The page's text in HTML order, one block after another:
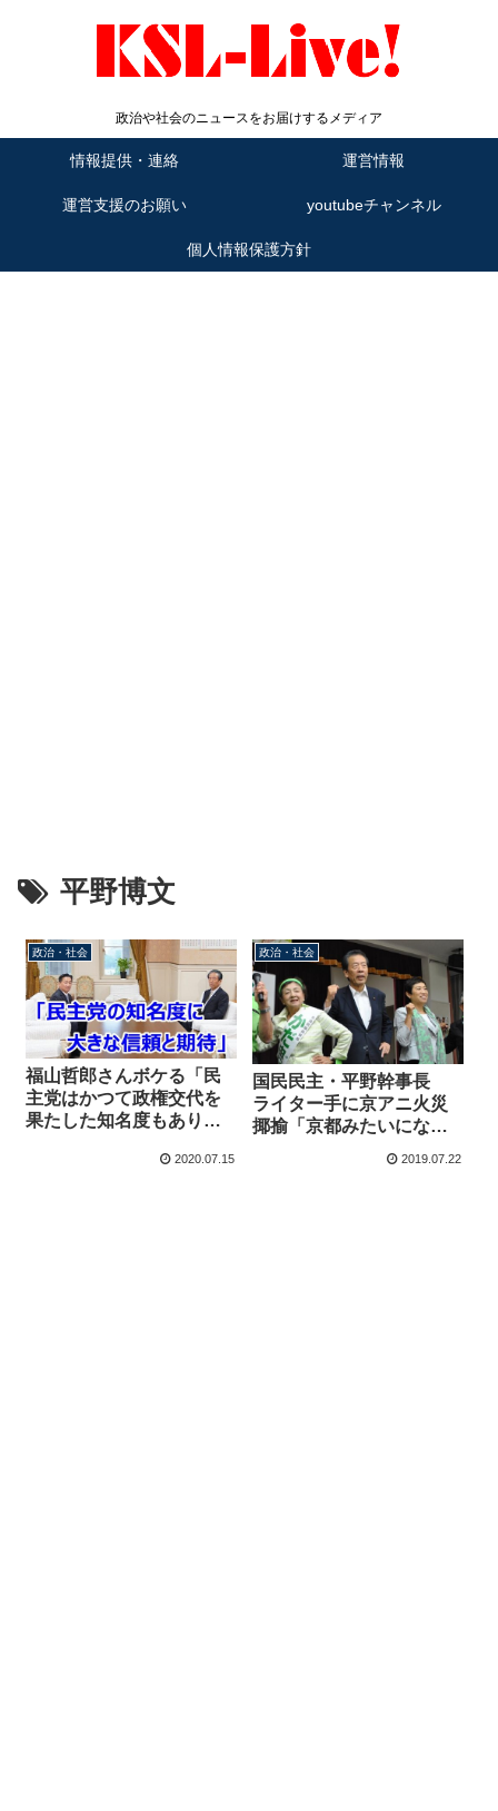
政治や社会のニュースをお届けするメディア
情報提供・連絡 運営情報
運営支援のお願い youtubeチャンネル
個人情報保護方針
平野博文
政治・社会
福山哲郎さんボケる「民
主党はかつて政権交代を
果たした知名度もあり、
2020.07.15
政治・社会
国民民主・平野幹事長
ライター手に京アニ火災
揶揄「京都みたいになっ
同席の辻元清美議員「嘉
2019.07.22